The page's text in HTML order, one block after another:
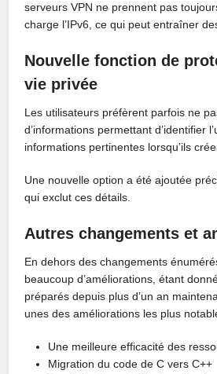
serveurs VPN ne prennent pas
charge l’IPv6, ce qui peut entraîner
Nouvelle fonction de
vie privée
Les utilisateurs préfèrent parfois ne
d’informations permettant d’identifier
informations pertinentes lorsqu’ils
Une nouvelle option a été ajoutée
qui exclut ces détails.
Autres changements et
En dehors des changements
beaucoup d’améliorations, étant
préparés depuis plus d’un an
unes des améliorations les plus
Une meilleure efficacité des
Migration du code de C vers C++